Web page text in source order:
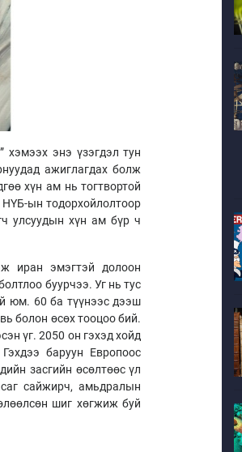
хэмээх энэ үзэгдэл тун
ажиглагдах болж
хүн ам нь тогтвортой
НҮБ-ын тодорхойлолтоор
улсуудын хүн ам бүр ч
иран эмэгтэй долоон
буурчээ. Уг нь тус
юм. 60 ба түүнээс дээш
болон өсөх тооцоо бий.
үг. 2050 он гэхэд хойд
баруун Европоос
засгийн өсөлтөөс үл
сайжирч, амьдралын
шиг хөгжиж буй